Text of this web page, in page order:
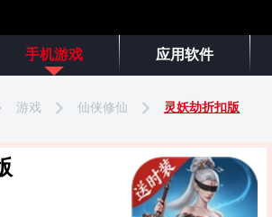
手机游戏 应用软件
游戏 仙侠修仙 灵妖劫折扣版